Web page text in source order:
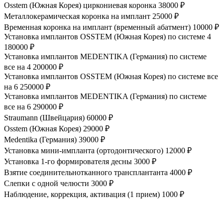
Osstem (Южная Корея) циркониевая коронка 38000 ₽
Металлокерамическая коронка на имплант 25000 ₽
Временная коронка на имплант (временный абатмент) 10000 ₽
Установка имплантов OSSTEM (Южная Корея) по системе 4
180000 ₽
Установка имплантов MEDENTIKA (Германия) по системе
все на 4 200000 ₽
Установка имплантов OSSTEM (Южная Корея) по системе все
на 6 250000 ₽
Установка имплантов MEDENTIKA (Германия) по системе
все на 6 290000 ₽
Straumann (Швейцария) 60000 ₽
Osstem (Южная Корея) 29000 ₽
Medentika (Германия) 39000 ₽
Установка мини-импланта (ортодонтического) 12000 ₽
Установка 1-го формирователя десны 3000 ₽
Взятие соединительнотканного трансплантанта 4000 ₽
Слепки с одной челюсти 3000 ₽
Наблюдение, коррекция, активация (1 прием) 1000 ₽